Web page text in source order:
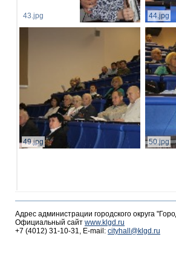
43.jpg 44.jpg
49.jpg 50.jpg
Адрес администрации городского округа
Официальный сайт www.klgd.ru
+7 (4012) 31-10-31, E-mail: cityhall@klgd.ru